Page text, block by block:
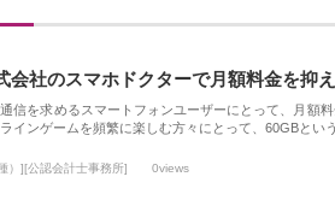
会社のスマホドクターで月額料金を抑
信を求めるスマートフォンユーザーにとって、月額
インゲームを頻繁に楽しむ方々にとって、60GBとい
）][公認会計士事務所] 0views